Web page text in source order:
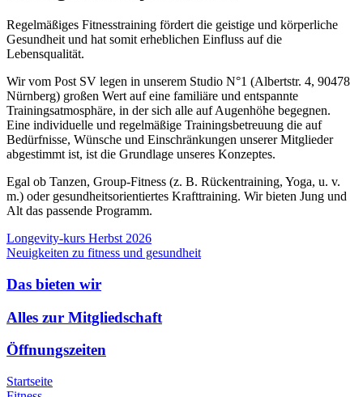
Regelmäßiges Fitnesstraining fördert die geistige und körperliche
Gesundheit und hat somit erheblichen Einfluss auf die
Lebensqualität.
Wir vom Post SV legen in unserem Studio N°1 (Albertstr. 4, 90478
Nürnberg) großen Wert auf eine familiäre und entspannte
Trainingsatmosphäre, in der sich alle auf Augenhöhe begegnen.
Eine individuelle und regelmäßige Trainingsbetreuung die auf
Bedürfnisse, Wünsche und Einschränkungen unserer Mitglieder
abgestimmt ist, ist die Grundlage unseres Konzeptes.
Egal ob Tanzen, Group-Fitness (z. B. Rückentraining, Yoga, u. v.
m.) oder gesundheitsorientiertes Krafttraining. Wir bieten Jung und
Alt das passende Programm.
Longevity-kurs Herbst 2026
Neuigkeiten zu fitness und gesundheit
Das bieten wir
Alles zur Mitgliedschaft
Öffnungszeiten
Startseite